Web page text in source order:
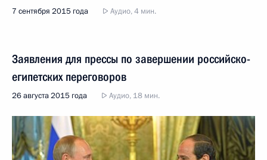
7 сентября 2015 года Аудио, 4 мин.
Заявления для прессы по завершении российско-
египетских переговоров
26 августа 2015 года Аудио, 18 мин.